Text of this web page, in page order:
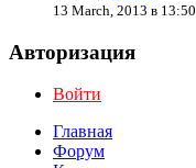
13 March, 2013 в 13:50
Авторизация
Войти
Главная
Форум